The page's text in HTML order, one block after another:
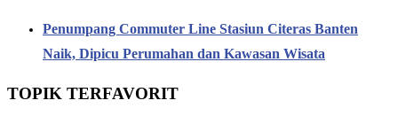
Penumpang Commuter Line Stasiun Citeras Banten
Naik, Dipicu Perumahan dan Kawasan Wisata
TOPIK TERFAVORIT